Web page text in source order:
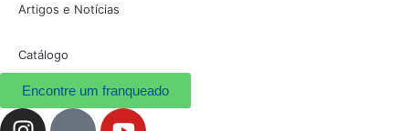
Artigos e Notícias
Catálogo
Encontre um franqueado